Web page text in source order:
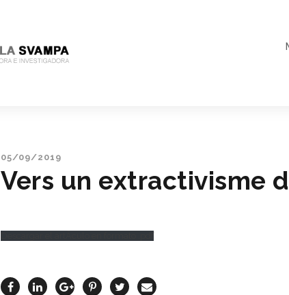
05/09/2019
Vers un extractivisme